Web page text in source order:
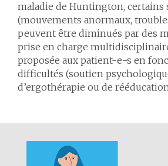
maladie de Huntington, certains
(mouvements anormaux,
peuvent être diminués par des
prise en charge
proposée aux patient-e-s en
difficultés (soutien
d’ergothérapie ou de